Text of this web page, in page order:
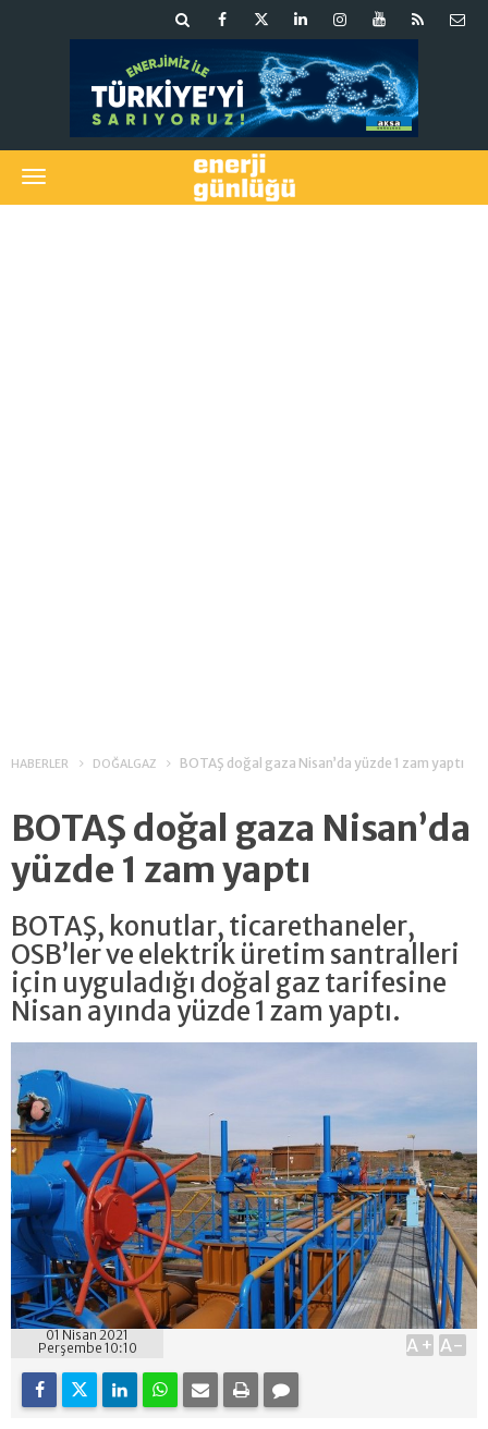
HABERLER DOĞALGAZ BOTAŞ doğal gaza Nisan’da yüzde 1 zam yaptı
BOTAŞ doğal gaza Nisan’da
yüzde 1 zam yaptı
BOTAŞ, konutlar, ticarethaneler,
OSB’ler ve elektrik üretim santralleri
için uyguladığı doğal gaz tarifesine
Nisan ayında yüzde 1 zam yaptı.
01 Nisan 2021
Perşembe 10:10
A+ A-